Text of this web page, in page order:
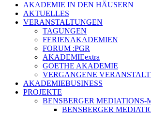
AKADEMIE IN DEN HÄUSERN
AKTUELLES
VERANSTALTUNGEN
TAGUNGEN
FERIENAKADEMIEN
FORUM :PGR
AKADEMIEextra
GOETHE AKADEMIE
VERGANGENE
AKADEMIEBUSINESS
PROJEKTE
BENSBERGER MEDIATIONS-
BENSBERGER